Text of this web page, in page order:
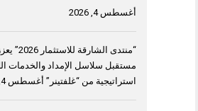
أغسطس 4, 2026
“منتدى
مستقبل سلاسل الإمداد والخدمات
استراتيجية من “غلفتينر” أغسطس 4, 2026